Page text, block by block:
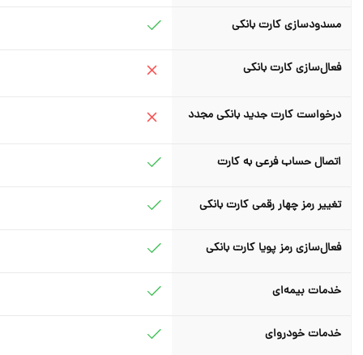
مسدودسازی کارت بانکی
فعال‌سازی کارت بانکی
درخواست کارت جدید بانکی مجدد
اتصال حساب فرعی به کارت
تغییر رمز چهار رقمی کارت بانکی
فعال‌سازی رمز پویا کارت بانکی
خدمات بیمه‌ای
خدمات خودروای